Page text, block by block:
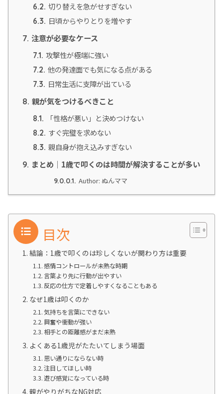
6.2. 切り替えを急がせすぎない
6.3. 日頃からやりとりを増やす
7. 注意が必要なケース
7.1. 攻撃性が極端に強い
7.2. 他の発達面でも気になる点がある
7.3. 日常生活に支障が出ている
8. 親が気をつけるべきこと
8.1. 「性格が悪い」と決めつけない
8.2. すぐ完璧を求めない
8.3. 親自身が抱え込みすぎない
9. まとめ｜1歳で叩くのは時間が解決することが多い
9.0.0.1. Author: ぬんママ
目次
結論：1歳で叩くのは珍しくないが関わり方は重要
感情コントロールが未熟な時期
言葉より先に行動が出やすい
反応の仕方で定着しやすくなることもある
なぜ1歳は叩くのか
気持ちを言葉にできない
興奮や衝動が強い
相手との距離感がまだ未熟
よくある1歳児がたたいてしまう場面
思い通りにならない時
注目してほしい時
遊び感覚になっている時
親がやりがちなNG対応